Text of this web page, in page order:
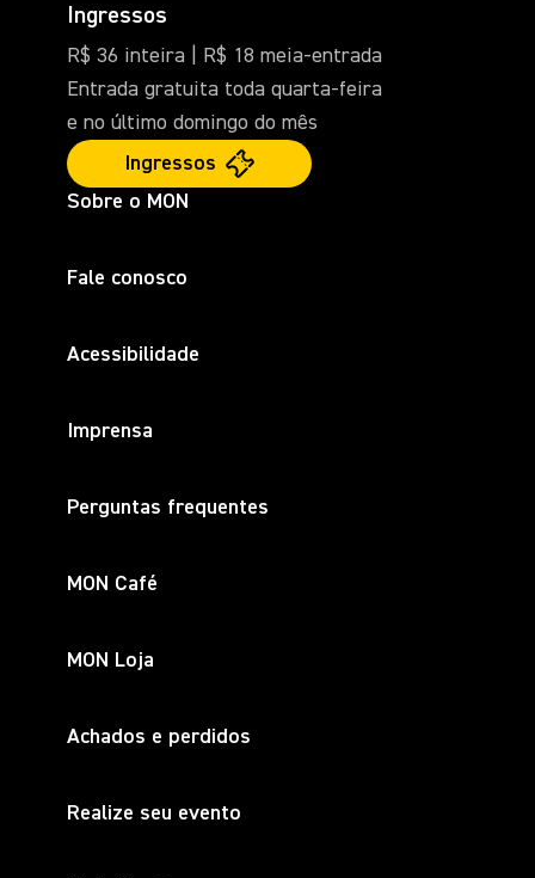
Ingressos
R$ 36 inteira | R$ 18 meia-entrada
Entrada gratuita toda quarta-feira
e no último domingo do mês
Ingressos
Sobre o MON
Fale conosco
Acessibilidade
Imprensa
Perguntas frequentes
MON Café
MON Loja
Achados e perdidos
Realize seu evento